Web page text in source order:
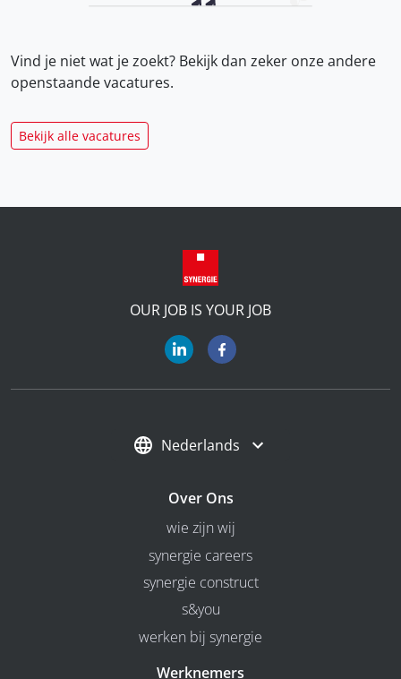
Vind je niet wat je zoekt? Bekijk dan zeker onzeandere
openstaande vacatures.
Bekijk alle vacatures
OUR JOB IS YOUR JOB
Nederlands
Over Ons
wie zijn wij
synergie careers
synergie construct
s&you
werken bij synergie
Werknemers